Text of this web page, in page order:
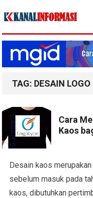
Blog Kanal Info
TAG: DESAIN
Cara
Kaos
Desain kaos
sebelum masuk pada
kaos, dibutuhkan